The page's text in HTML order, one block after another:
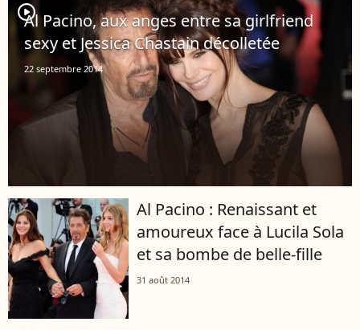
player2
Al Pacino, aux anges entre sa girlfriend
sexy et Jessica Chastain décolletée
22 septembre 2014
Al Pacino : Renaissant et
amoureux face à Lucila Sola
et sa bombe de belle-fille
31 août 2014